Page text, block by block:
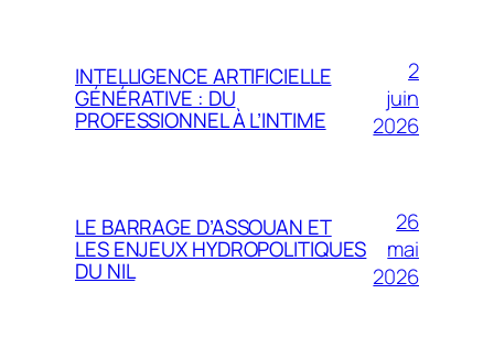
INTELLIGENCE ARTIFICIELLE
GÉNÉRATIVE : DU
PROFESSIONNEL À L’INTIME
2
juin
2026
LE BARRAGE D’ASSOUAN ET
LES ENJEUX HYDROPOLITIQUES
DU NIL
26
mai
2026